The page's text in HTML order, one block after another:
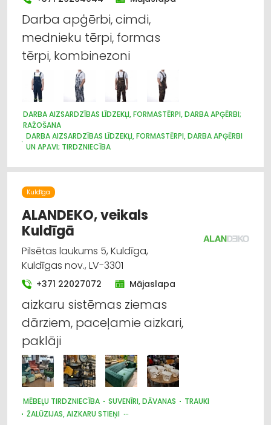
KRĀSAS, LAKAS, BŪVĶĪMIJA: TIRDZNIECĪBA
VENTILĀCIJAS UN KONDICIONĒŠANAS SISTĒMAS UN IEKĀRTAS
TELPĀM
AGROĶĪMIJA, MĒSLOŠANAS LĪDZEKĻI
Darba apģērbi, cimdi,
mednieku tērpi, formas
tērpi, kombinezoni
DARBA AIZSARDZĪBAS LĪDZEKĻI, FORMASTĒRPI, DARBA APĢĒRBI;
RAŽOŠANA
DARBA AIZSARDZĪBAS LĪDZEKĻI, FORMASTĒRPI, DARBA APĢĒRBI
UN APAVI; TIRDZNIECĪBA
VAIRUMTIRDZNIECĪBA
Kuldīga
ALANDEKO, veikals
Kuldīgā
Pilsētas laukums 5, Kuldīga,
Kuldīgas nov., LV-3301
+371 22027072 Mājaslapa
aizkaru sistēmas ziemas
dārziem, paceļamie aizkari,
paklāji
MĒBEĻU TIRDZNIECĪBA SUVENĪRI, DĀVANAS
TRAUKI
ŽALŪZIJAS, AIZKARU STIEŅI